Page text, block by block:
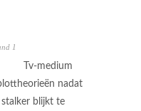
1
Tv-medium
nadat
stalker blijkt te